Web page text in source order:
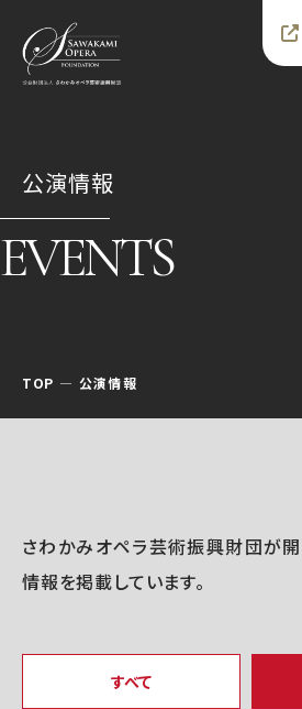
公演情報
EVENTS
TOP 公演情報
さわかみオペラ芸術振興財団が開
情報を掲載しています。
すべて